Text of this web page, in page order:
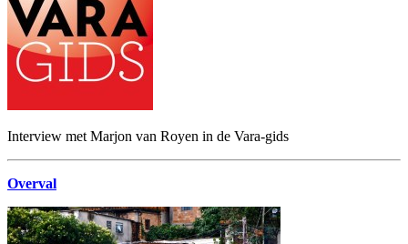
Interview met Marjon van Royen in de Vara-gids
Overval